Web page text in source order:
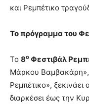
και Ρεμπέτικο
Το πρόγραμμα του
Το 8ο Φεστιβάλ
Μάρκου
Ρεμπέτικο»,
διαρκέσει έως την